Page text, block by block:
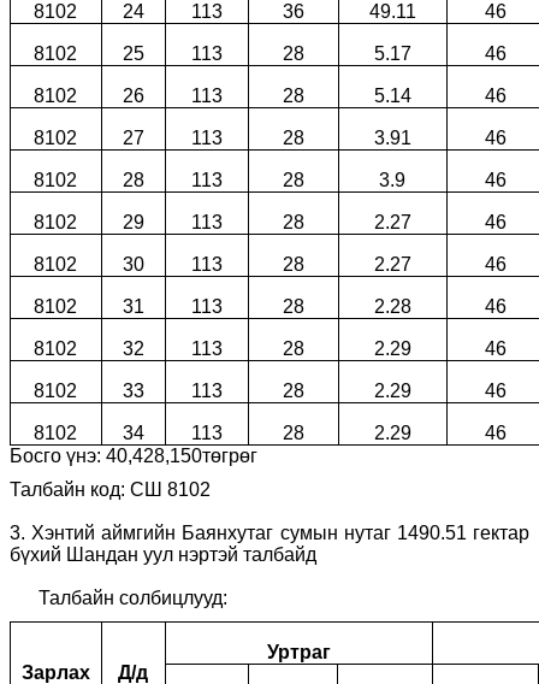
8102 24 113 36 49.11 46
8102 25 113 28 5.17 46
8102 26 113 28 5.14 46
8102 27 113 28 3.91 46
8102 28 113 28 3.9 46
8102 29 113 28 2.27 46
8102 30 113 28 2.27 46
8102 31 113 28 2.28 46
8102 32 113 28 2.29 46
8102 33 113 28 2.29 46
8102 34 113 28 2.29
46
Босго үнэ: 40,428,150төгрөг
Талбайн код: СШ 8102
3. Хэнтий аймгийн Баянхутаг сумын нутаг 1490.51 гектар
бүхий Шандан уул нэртэй талбайд
Талбайн солбицлууд:
Зарлах
Д/д
Уртраг